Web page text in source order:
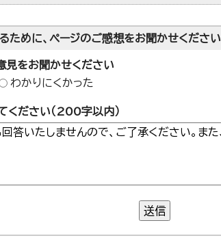
ために、ページのご感想をお聞かせください
見をお聞かせください
わかりにくかった
ください（200字以内）
送信